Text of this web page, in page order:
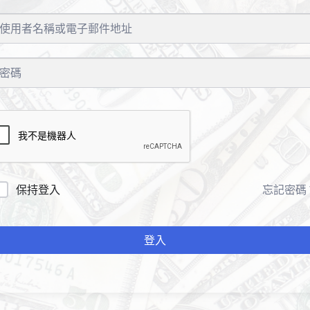
保持登入 忘記密碼
登入